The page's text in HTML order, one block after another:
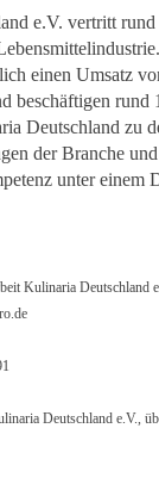
e.V. vertritt rund
einen Umsatz
beschäftigen rund
Deutschland zu
der Branche
unter einem
Kulinaria Deutschland
Deutschland e.V.,